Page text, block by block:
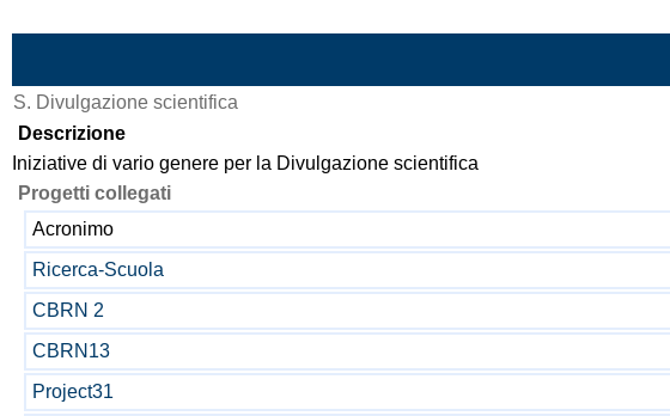
S. Divulgazione scientifica
Descrizione
Iniziative di vario genere per la Divulgazione scientifica
Progetti collegati
Acronimo
Ricerca-Scuola
CBRN 2
CBRN13
Project31